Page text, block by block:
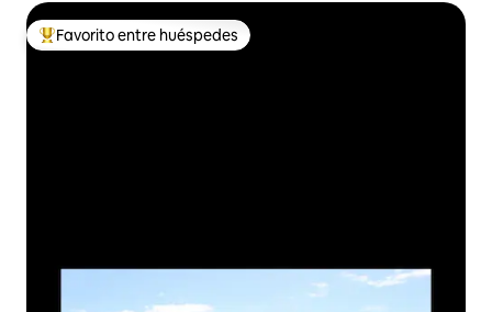
Favorito entre huéspedes preferido
Favorito entre huéspedes